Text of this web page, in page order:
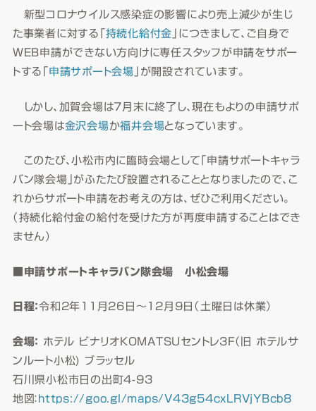
新型コロナウイルス感染症の影響により売上減少が生じ
た事業者に対する「 持続化給付金 」につきまして、ご自身で
WEB申請ができない方向けに専任スタッフが申請をサポー
トする「 申請サポート会場 」が開設されています。
しかし、加賀会場は7月末に終了し、現在もよりの申請サポ
ート会場は金沢会場か福井会場となっています。
このたび、小松市内に臨時会場として「申請サポートキャラ
バン隊会場」がふたたび設置されることとなりましたので、こ
れからサポート申請をお考えの方は、ぜひご利用ください。
（持続化給付金の給付を受けた方が再度申請することはでき
ません）
■申請サポートキャラバン隊会場 小松会場
日程：令和2年11月26日～12月9日（土曜日は休業）
会場： ホテル ビナリオKOMATSUセントレ3F（旧 ホテルサ
ンルート小松) ブラッセル
石川県小松市日の出町4-93
地図： https://goo.gl/maps/V43g54cxLRVjYBcb8